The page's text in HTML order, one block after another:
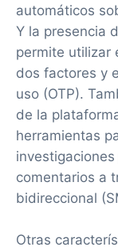
automáticos
Y la presencia
permite utilizar
dos factores y
uso (OTP).
de la
herramientas
comentarios a
bidireccional
Otras